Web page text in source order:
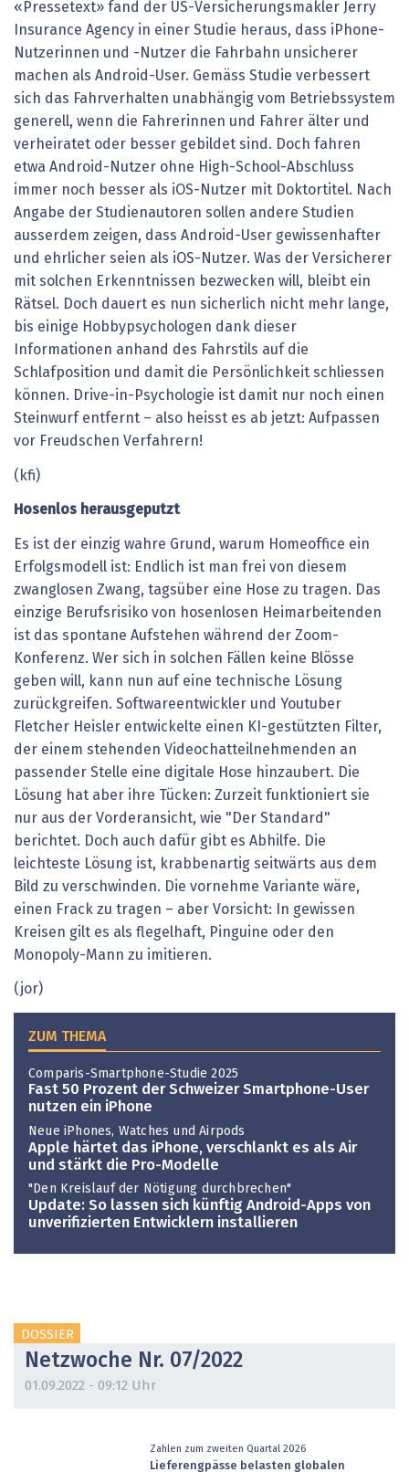
«Pressetext» fand der US-Versicherungsmakler Jerry
Insurance Agency in einer Studie heraus, dass iPhone-
Nutzerinnen und -Nutzer die Fahrbahn unsicherer
machen als Android-User. Gemäss Studie verbessert
sich das Fahrverhalten unabhängig vom Betriebssystem
generell, wenn die Fahrerinnen und Fahrer älter und
verheiratet oder besser gebildet sind. Doch fahren
etwa Android-Nutzer ohne High-School-Abschluss
immer noch besser als iOS-Nutzer mit Doktortitel. Nach
Angabe der Studienautoren sollen andere Studien
ausserdem zeigen, dass Android-User gewissenhafter
und ehrlicher seien als iOS-Nutzer. Was der Versicherer
mit solchen Erkenntnissen bezwecken will, bleibt ein
Rätsel. Doch dauert es nun sicherlich nicht mehr lange,
bis einige Hobbypsychologen dank dieser
Informationen anhand des Fahrstils auf die
Schlafposition und damit die Persönlichkeit schlies­sen
können. Drive-in-Psychologie ist damit nur noch einen
Steinwurf entfernt – also heisst es ab jetzt: Aufpassen
vor Freudschen Verfahrern!
(kfi)
Hosenlos herausgeputzt
Es ist der einzig wahre Grund, warum Homeoffice ein
Erfolgsmodell ist: Endlich ist man frei von diesem
zwanglosen Zwang, tagsüber eine Hose zu tragen. Das
einzige Berufsrisiko von hosenlosen Heimarbeitenden
ist das spontane Aufstehen während der Zoom-
Konferenz. Wer sich in solchen Fällen keine Blösse
geben will, kann nun auf eine technische Lösung
zurückgreifen. Softwareentwickler und Youtuber
Fletcher Heisler entwickelte einen KI-gestützten Filter,
der einem stehenden Videochatteilnehmenden an
passender Stelle eine digitale Hose hinzaubert. Die
Lösung hat aber ihre Tücken: Zurzeit funktioniert sie
nur aus der Vorderansicht, wie "Der Standard"
berichtet. Doch auch dafür gibt es Abhilfe. Die
leichteste Lösung ist, krabbenartig seitwärts aus dem
Bild zu verschwinden. Die vornehme Variante wäre,
einen Frack zu tragen – aber Vorsicht: In gewissen
Kreisen gilt es als flegelhaft, Pinguine oder den
Monopoly-Mann zu imitieren.
(jor)
ZUM THEMA
Comparis-Smartphone-Studie 2025
Fast 50 Prozent der Schweizer Smartphone-User
nutzen ein iPhone
Neue iPhones, Watches und Airpods
Apple härtet das iPhone, verschlankt es als Air
und stärkt die Pro-Modelle
"Den Kreislauf der Nötigung durchbrechen"
Update: So lassen sich künftig Android-Apps von
unverifizierten Entwicklern installieren
DOSSIER
Netzwoche Nr. 07/2022
01.09.2022 - 09:12 Uhr
Zahlen zum zweiten Quartal 2026
Lieferengpässe belasten globalen